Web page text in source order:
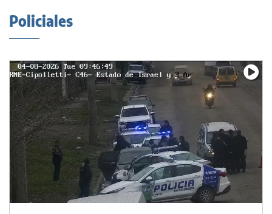
Policiales